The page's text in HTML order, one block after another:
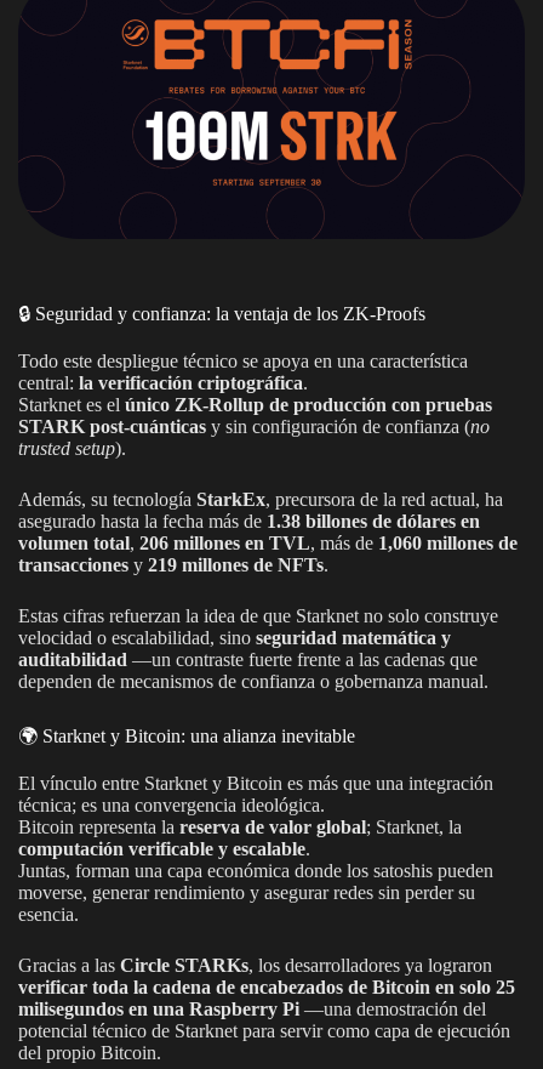
🔒 Seguridad y confianza: la ventaja de los ZK-Proofs
Todo este despliegue técnico se apoya en una característica
central: la verificación criptográfica.
Starknet es el único ZK-Rollup de producción con pruebas
STARK post-cuánticas y sin configuración de confianza (no
trusted setup).
Además, su tecnología StarkEx, precursora de la red actual, ha
asegurado hasta la fecha más de 1.38 billones de dólares en
volumen total, 206 millones en TVL, más de 1,060 millones de
transacciones y 219 millones de NFTs.
Estas cifras refuerzan la idea de que Starknet no solo construye
velocidad o escalabilidad, sino seguridad matemática y
auditabilidad —un contraste fuerte frente a las cadenas que
dependen de mecanismos de confianza o gobernanza manual.
🌍 Starknet y Bitcoin: una alianza inevitable
El vínculo entre Starknet y Bitcoin es más que una integración
técnica; es una convergencia ideológica.
Bitcoin representa la reserva de valor global; Starknet, la
computación verificable y escalable.
Juntas, forman una capa económica donde los satoshis pueden
moverse, generar rendimiento y asegurar redes sin perder su
esencia.
Gracias a las Circle STARKs, los desarrolladores ya lograron
verificar toda la cadena de encabezados de Bitcoin en solo 25
milisegundos en una Raspberry Pi —una demostración del
potencial técnico de Starknet para servir como capa de ejecución
del propio Bitcoin.